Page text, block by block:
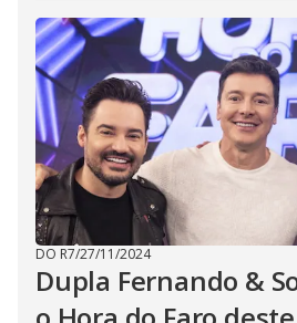
DO R7/27/11/2024
Dupla Fernando &